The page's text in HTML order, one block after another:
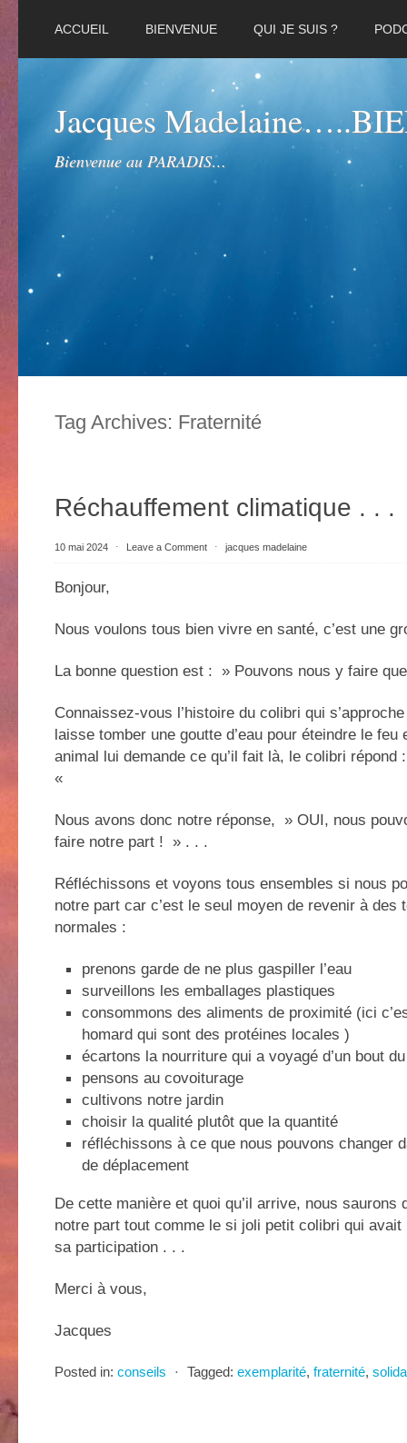
ACCUEIL BIENVENUE QUI JE SUIS ?
Jacques
Bienvenue au PARADIS…
Tag Archives: Fraternité
Réchauffement climatique . . .
10 mai 2024 ⋅ Leave a Comment ⋅ jacques madelaine
Bonjour,
Nous voulons tous bien vivre en santé, c’est une
La bonne question est : » Pouvons nous y faire
Connaissez-vous l’histoire du colibri qui
laisse tomber une goutte d’eau pour éteindre le feu
animal lui demande ce qu’il fait là, le colibri
«
Nous avons donc notre réponse, » OUI, nous
faire notre part ! » . . .
Réfléchissons et voyons tous ensembles si nous
notre part car c’est le seul moyen de revenir à des
normales :
prenons garde de ne plus gaspiller l’eau
surveillons les emballages plastiques
consommons des aliments de proximité (ici
homard qui sont des protéines locales )
écartons la nourriture qui a voyagé d’un bout
pensons au covoiturage
cultivons notre jardin
choisir la qualité plutôt que la quantité
réfléchissons à ce que nous pouvons changer
de déplacement
De cette manière et quoi qu’il arrive, nous saurons
notre part tout comme le si joli petit colibri qui avait
sa participation . . .
Merci à vous,
Jacques
Posted in: conseils ⋅ Tagged: exemplarité, fraternité,